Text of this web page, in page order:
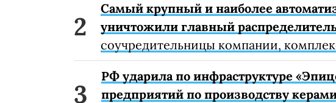
Самый крупный и наиболее
уничтожили главный
соучредительницы компании,
РФ ударила по инфраструктуре
предприятий по производству